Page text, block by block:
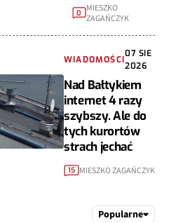
0 MIESZKO
ZAGAŃCZYK
WIADOMOŚCI
07 SIE
2026
Nad Bałtykiem
internet 4 razy
szybszy. Ale do
tych kurortów
strach jechać
15 MIESZKO ZAGAŃCZYK
Popularne